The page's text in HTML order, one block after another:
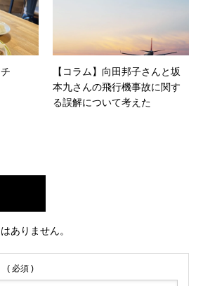
【コラム】向田邦子さんと坂
本九さんの飛行機事故に関す
る誤解について考えた
ありません。
( 必須 )